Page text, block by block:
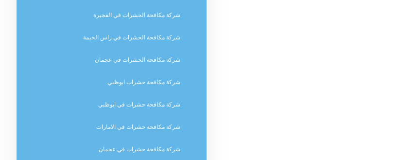
شركة مكافحة الحشرات في الفجيرة
شركة مكافحة الحشرات في راس الخيمة
شركة مكافحة الحشرات في عجمان
شركة مكافحة حشرات ابوظبي
شركة مكافحة حشرات في ابوظبي
شركة مكافحة حشرات في الامارات
شركة مكافحة حشرات في عجمان